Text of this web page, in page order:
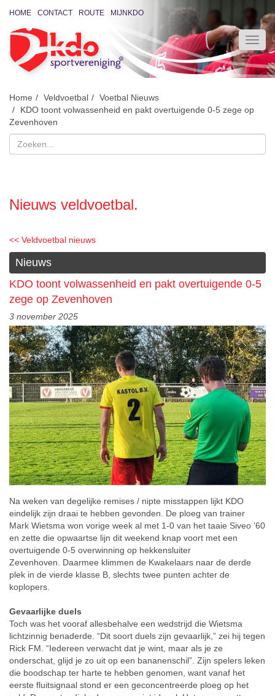
HOME CONTACT ROUTE MIJNKDO
Home Veldvoetbal
Voetbal Nieuws
KDO toont volwassenheid en pakt overtuigende 0-5 zege op
Zevenhoven
Nieuws veldvoetbal.
<< Veldvoetbal nieuws
Nieuws
KDO toont volwassenheid en pakt overtuigende 0-5
zege op Zevenhoven
3 november 2025
Na weken van degelijke remises / nipte misstappen lijkt KDO
eindelijk zijn draai te hebben gevonden. De ploeg van trainer
Mark Wietsma won vorige week al met 1-0 van het taaie Siveo ’60
en zette die opwaartse lijn dit weekend knap voort met een
overtuigende 0-5 overwinning op hekkensluiter
Zevenhoven. Daarmee klimmen de Kwakelaars naar de derde
plek in de vierde klasse B, slechts twee punten achter de
koplopers.
Gevaarlijke duels
Toch was het vooraf allesbehalve een wedstrijd die Wietsma
lichtzinnig benaderde. “Dit soort duels zijn gevaarlijk,” zei hij tegen
Rick FM. “Iedereen verwacht dat je wint, maar als je ze
onderschat, glijd je zo uit op een bananenschil”. Zijn spelers leken
die boodschap ter harte te hebben genomen, want vanaf het
eerste fluitsignaal stond er een geconcentreerde ploeg op het